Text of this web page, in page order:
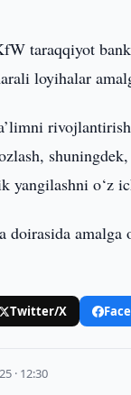
taraqqiyot
loyihalar
yangilashni o‘z
doirasida
Twitter/X
· 12:30